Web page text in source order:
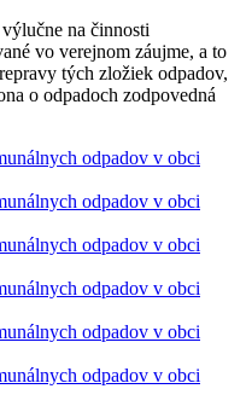
na činnosti
vo verejnom záujme, a to
tých zložiek odpadov,
o odpadoch zodpovedná